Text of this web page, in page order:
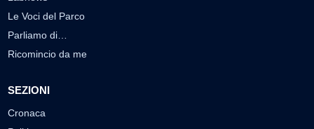
Le Voci del Parco
Parliamo di…
Ricomincio da me
SEZIONI
Cronaca